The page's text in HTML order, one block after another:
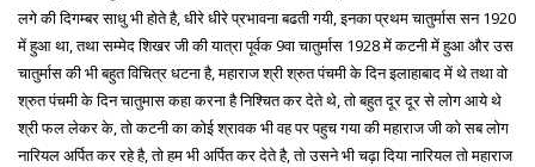
लगे की दिगम्बर साधु भी होते है, धीरे धीरे प्रभावना बढती गयी, इनका प्रथम चातुर्मास सन 1920
में हुआ था, तथा सम्मेद शिखर जी की यात्रा पूर्वक 9वा चातुर्मास 1928 में कटनी में हुआ और उस
चातुर्मास की भी बहुत विचित्र धटना है, महाराज श्री श्रुत पंचमी के दिन इलाहाबाद में थे तथा वो
श्रुत पंचमी के दिन चातुमास कहा करना है निश्चित कर देते थे, तो बहुत दूर दूर से लोग आये थे
श्री फल लेकर के, तो कटनी का कोई श्रावक भी वह पर पहुच गया की महाराज जी को सब लोग
नारियल अर्पित कर रहे है, तो हम भी अर्पित कर देते है, तो उसने भी चढ़ा दिया नारियल तो महाराज